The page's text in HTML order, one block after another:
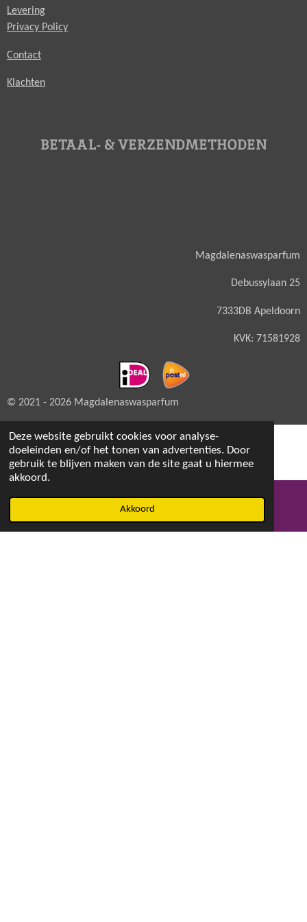
Deze website gebruikt cookies voor analyse-
doeleinden en/of het tonen van advertenties. Door
gebruik te blijven maken van de site gaat u hiermee
akkoord.
Akkoord
Levering
Privacy Policy
Contact
Klachten
BETAAL- & VERZENDMETHODEN
Magdalenaswasparfum
Debussylaan 25
7333DB Apeldoorn
KVK: 71581928
© 2021 - 2026 Magdalenaswasparfum